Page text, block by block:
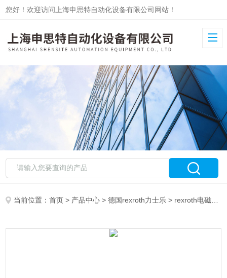
您好！欢迎访问上海申思特自动化设备有限公司网站！
当前位置：首页 > 产品中心 >德国rexroth力士乐 > rexroth电磁阀